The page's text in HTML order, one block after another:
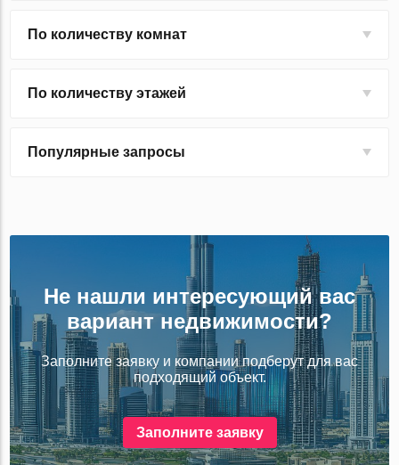
По количеству комнат
По количеству этажей
Популярные запросы
Не нашли интересующий вас
вариант недвижимости?
Заполните заявку и компании подберут для вас
подходящий объект.
Заполните заявку